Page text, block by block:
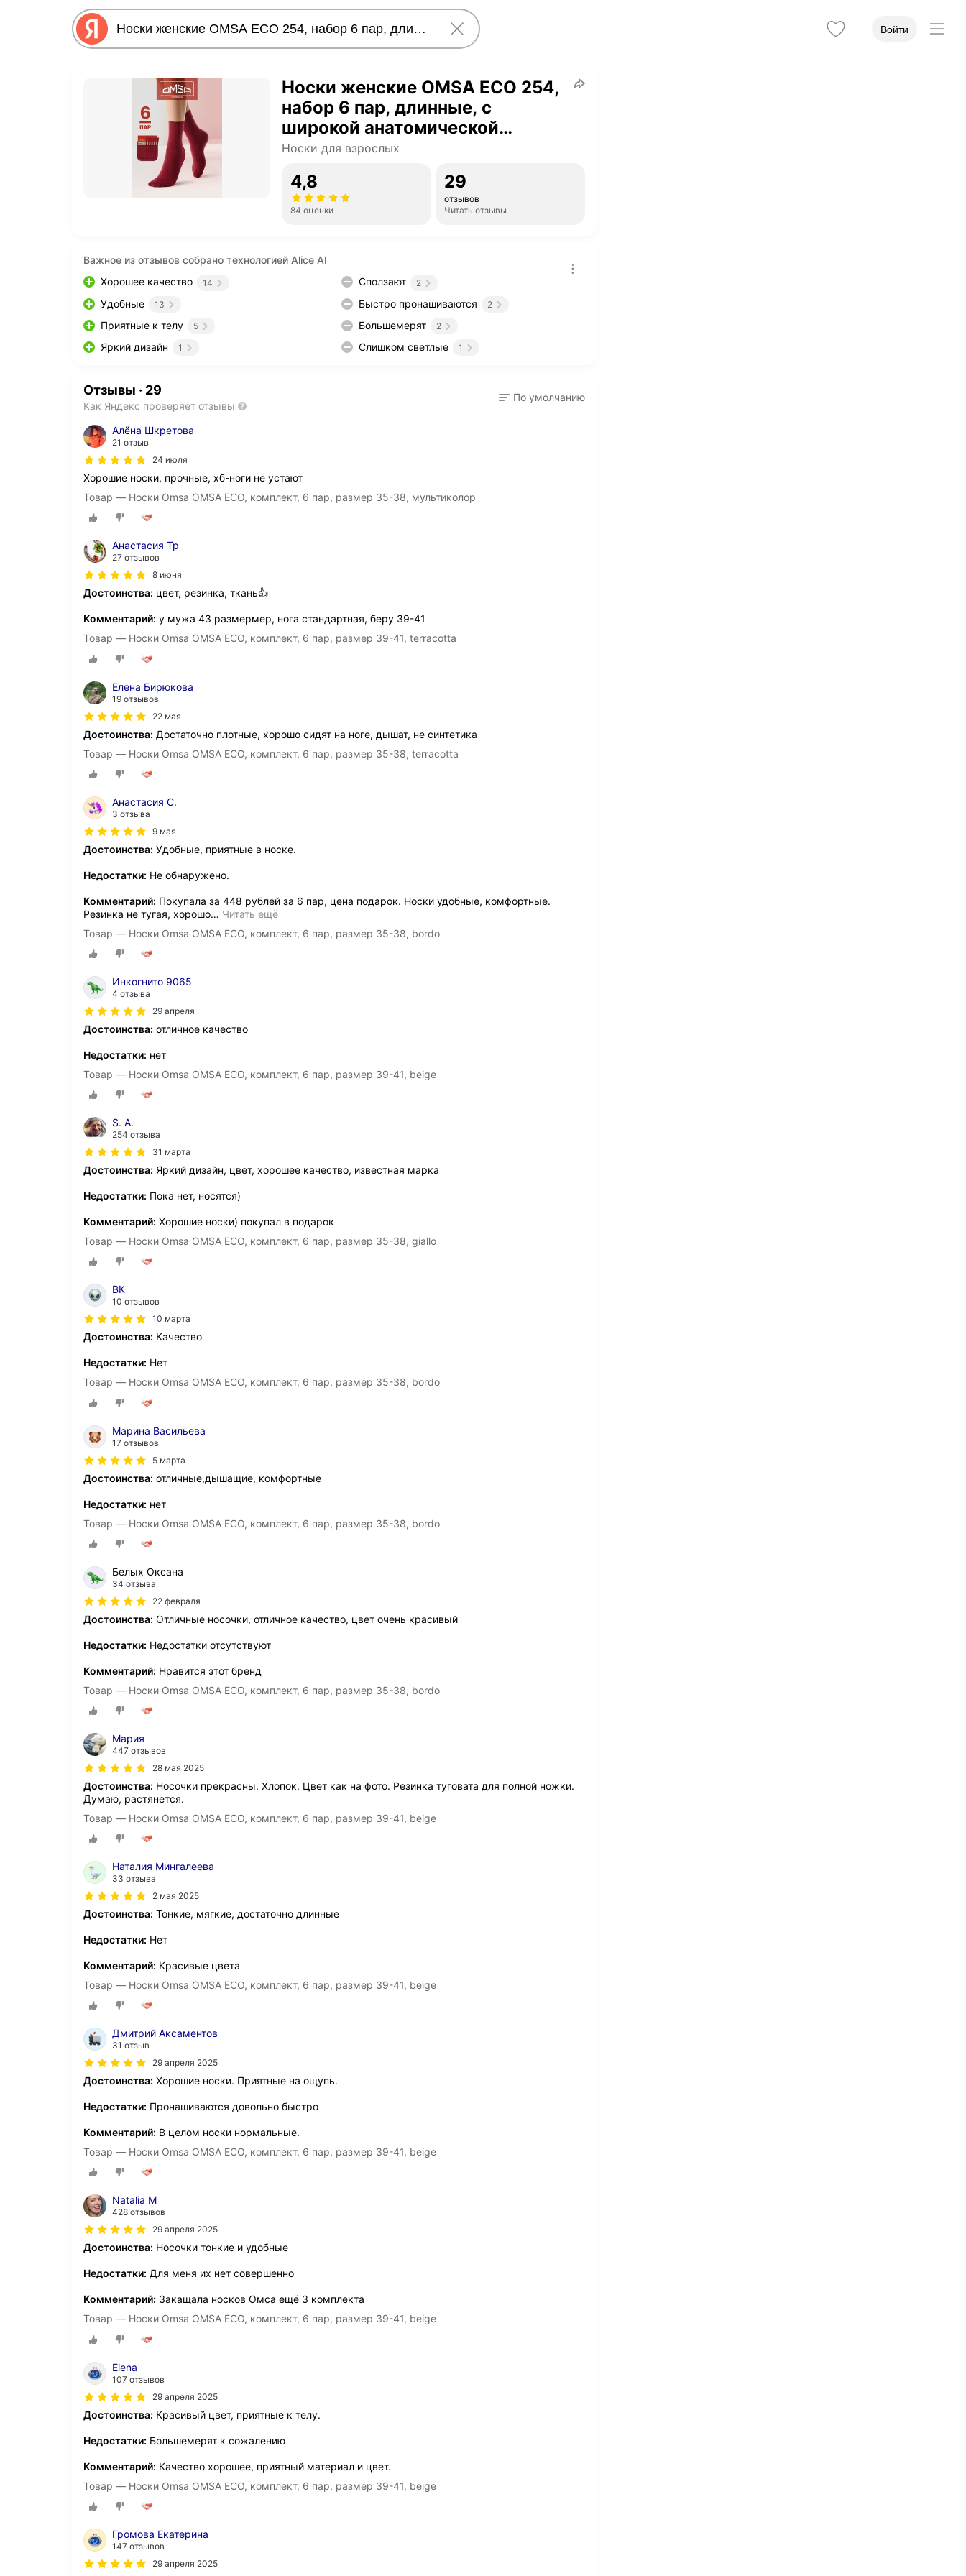
Войти
Носки женские OMSA ECO 254,
набор 6 пар, длинные, с
широкой анатомической
резинкой, цвет Lilla, размер 35-
Носки для взрослых
4,8
84 оценки
29
отзывов
Читать отзывы
Важное из отзывов собрано технологией Alice AI
Хорошее качество
14
Удобные 13
Приятные к телу 5
Яркий дизайн 1
Сползают 2
Быстро пронашиваются 2
Большемерят 2
Слишком светлые 1
Отзывы · 29
Как Яндекс проверяет отзывы
По умолчанию
Алёна Шкретова
21 отзыв
24 июля
Хорошие носки, прочные, хб-ноги не устают
Товар — Носки Omsa OMSA ECO, комплект, 6 пар, размер 35-38, мультиколор
Анастасия Тр
27 отзывов
8 июня
Достоинства: цвет, резинка, ткань👍
Комментарий: у мужа 43 размермер, нога стандартная, беру 39-41
Товар — Носки Omsa OMSA ECO, комплект, 6 пар, размер 39-41, terracotta
Елена Бирюкова
19 отзывов
22 мая
Достоинства: Достаточно плотные, хорошо сидят на ноге, дышат, не синтетика
Товар — Носки Omsa OMSA ECO, комплект, 6 пар, размер 35-38, terracotta
Анастасия С.
3 отзыва
9 мая
Достоинства: Удобные, приятные в носке.
Недостатки: Не обнаружено.
Комментарий: Покупала за 448 рублей за 6 пар, цена подарок. Носки удобные, комфортные.
Резинка не тугая, хорошо… Читать ещё
Товар — Носки Omsa OMSA ECO, комплект, 6 пар, размер 35-38, bordo
Инкогнито 9065
4 отзыва
29 апреля
Достоинства: отличное качество
Недостатки: нет
Товар — Носки Omsa OMSA ECO, комплект, 6 пар, размер 39-41, beige
S. A.
254 отзыва
31 марта
Достоинства: Яркий дизайн, цвет, хорошее качество, известная марка
Недостатки: Пока нет, носятся)
Комментарий: Хорошие носки) покупал в подарок
Товар — Носки Omsa OMSA ECO, комплект, 6 пар, размер 35-38, giallo
ВК
10 отзывов
10 марта
Достоинства: Качество
Недостатки: Нет
Товар — Носки Omsa OMSA ECO, комплект, 6 пар, размер 35-38, bordo
Марина Васильева
17 отзывов
5 марта
Достоинства: отличные,дышащие, комфортные
Недостатки: нет
Товар — Носки Omsa OMSA ECO, комплект, 6 пар, размер 35-38, bordo
Белых Оксана
34 отзыва
22 февраля
Достоинства: Отличные носочки, отличное качество, цвет очень красивый
Недостатки: Недостатки отсутствуют
Комментарий: Нравится этот бренд
Товар — Носки Omsa OMSA ECO, комплект, 6 пар, размер 35-38, bordo
Мария
447 отзывов
28 мая 2025
Достоинства: Носочки прекрасны. Хлопок. Цвет как на фото. Резинка туговата для полной ножки.
Думаю, растянется.
Товар — Носки Omsa OMSA ECO, комплект, 6 пар, размер 39-41, beige
Наталия Мингалеева
33 отзыва
2 мая 2025
Достоинства: Тонкие, мягкие, достаточно длинные
Недостатки: Нет
Комментарий: Красивые цвета
Товар — Носки Omsa OMSA ECO, комплект, 6 пар, размер 39-41, beige
Дмитрий Аксаментов
31 отзыв
29 апреля 2025
Достоинства: Хорошие носки. Приятные на ощупь.
Недостатки: Пронашиваются довольно быстро
Комментарий: В целом носки нормальные.
Товар — Носки Omsa OMSA ECO, комплект, 6 пар, размер 39-41, beige
Natalia М
428 отзывов
29 апреля 2025
Достоинства: Носочки тонкие и удобные
Недостатки: Для меня их нет совершенно
Комментарий: Закащала носков Омса ещё 3 комплекта
Товар — Носки Omsa OMSA ECO, комплект, 6 пар, размер 39-41, beige
Elena
107 отзывов
29 апреля 2025
Достоинства: Красивый цвет, приятные к телу.
Недостатки: Большемерят к сожалению
Комментарий: Качество хорошее, приятный материал и цвет.
Товар — Носки Omsa OMSA ECO, комплект, 6 пар, размер 39-41, beige
Громова Екатерина
147 отзывов
29 апреля 2025